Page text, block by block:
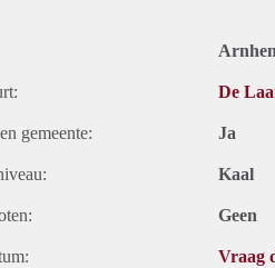
De
gemeente: Ja
Kaal
Geen
Vraag